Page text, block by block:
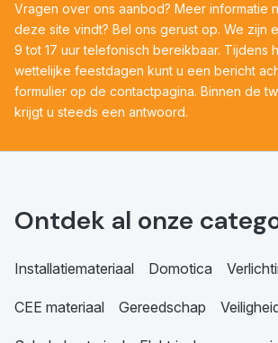
Vragen over ons aanbod? Meer informatie
deze site vindt? Bel ons gerust op. We zijn
9 tot 17 uur telefonisch bereikbaar. Tijdens
wettelijke feestdagen kunt u een bericht
formulier op de contactpagina. Binnen de
krijgt u steeds een antwoord.
Ontdek al onze
Installatiemateriaal Domotica
CEE materiaal Gereedschap